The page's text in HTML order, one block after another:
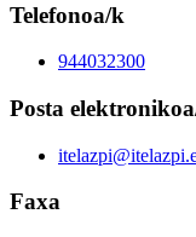
Telefonoa/k
944032300
Posta
Faxa